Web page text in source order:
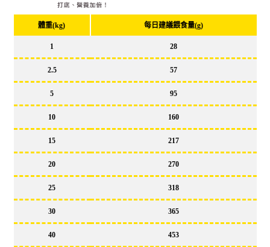
體重(kg) 每日建議餵食量(g)
1 28
2.5 57
5 95
10 160
15 217
20 270
25 318
30 365
40 453